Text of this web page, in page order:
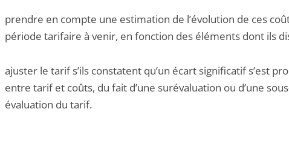
prendre en compte une estimation de l’évolution de ces
période tarifaire à venir, en fonction des éléments dont ils
ajuster le tarif s’ils constatent qu’un écart significatif s’est
entre tarif et coûts, du fait d’une surévaluation ou d’une
évaluation du tarif.